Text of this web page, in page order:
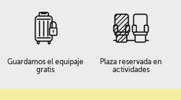
Guardamos el equipaje
gratis
Plaza reservada en
actividades